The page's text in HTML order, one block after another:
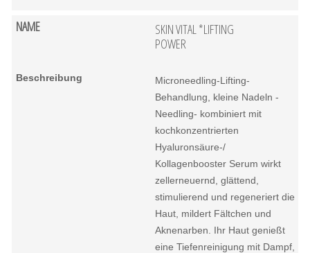
SKIN VITAL *LIFTING
POWER
Microneedling-Lifting-
Behandlung, kleine Nadeln -
Needling- kombiniert mit
kochkonzentrierten
Hyaluronsäure-/
Kollagenbooster Serum wirkt
zellerneuernd, glättend,
stimulierend und regeneriert die
Haut, mildert Fältchen und
Aknenarben. Ihr Haut genießt
eine Tiefenreinigung mit Dampf,